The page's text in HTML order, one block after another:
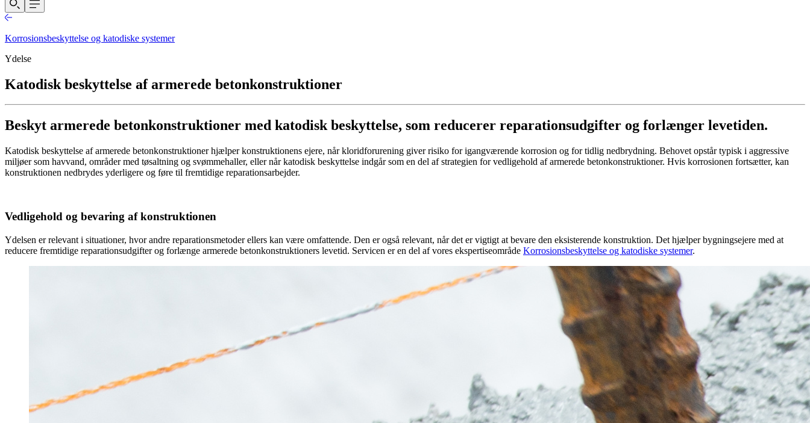
Korrosionsbeskyttelse og katodiske systemer
Ydelse
Katodisk beskyttelse af armerede betonkonstruktioner
Beskyt armerede betonkonstruktioner med katodisk beskyttelse, som reducerer reparationsudgifter og forlænger levetiden.
Katodisk beskyttelse af armerede betonkonstruktioner hjælper konstruktionens ejere, når kloridforurening giver risiko for igangværende korrosion og for tidlig nedbrydning. Behovet opstår typisk i aggressive
miljøer som havvand, områder med tøsaltning og svømmehaller, eller når katodisk beskyttelse indgår som en del af strategien for vedligehold af armerede betonkonstruktioner. Hvis korrosionen fortsætter, kan
konstruktionen nedbrydes yderligere og føre til fremtidige reparationsarbejder.
Vedligehold og bevaring af konstruktionen
Ydelsen er relevant i situationer, hvor andre reparationsmetoder ellers kan være omfattende. Den er også relevant, når det er vigtigt at bevare den eksisterende konstruktion. Det hjælper bygningsejere med at
reducere fremtidige reparationsudgifter og forlænge armerede betonkonstruktioners levetid. Servicen er en del af vores ekspertiseområde Korrosionsbeskyttelse og katodiske systemer.